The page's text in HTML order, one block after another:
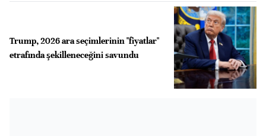
Trump, 2026 ara seçimlerinin "fiyatlar"
etrafında şekilleneceğini savundu